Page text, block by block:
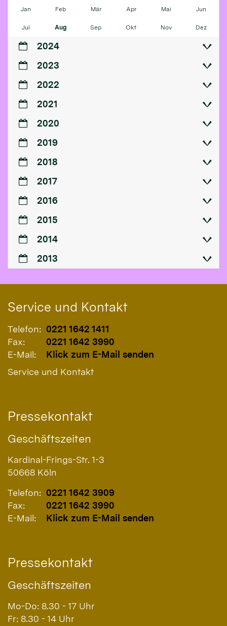
Jan Feb Mär Apr Mai Jun
Jul Aug Sep Okt Nov Dez
2024
2023
2022
2021
2020
2019
2018
2017
2016
2015
2014
2013
Service und Kontakt
Telefon: 0221 1642 1411
Fax:
0221 1642 3990
E-Mail:
Klick zum E-Mail senden
Service und Kontakt
Pressekontakt
Geschäftszeiten
Kardinal-Frings-Str. 1-3
50668 Köln
Telefon: 0221 1642 3909
Fax:
0221 1642 3990
E-Mail:
Klick zum E-Mail senden
Pressekontakt
Geschäftszeiten
Mo-Do: 8.30 - 17 Uhr
Fr: 8.30 - 14 Uhr